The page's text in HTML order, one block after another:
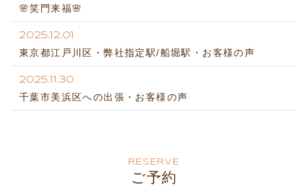
🌸笑門来福🌸
2025.12.01
東京都江戸川区・弊社指定駅/船堀駅・お客様の声
2025.11.30
千葉市美浜区への出張・お客様の声
RESERVE
ご予約